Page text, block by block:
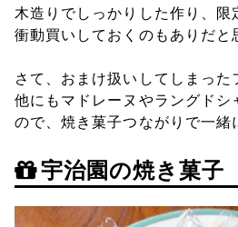
木造りでしっかりした作り、限
衝動買いしておくのもありだと
さて、おまけ扱いしてしまった
他にもマドレーヌやラングドシ
ので、焼き菓子つながりで一緒
宇治園の焼き菓子